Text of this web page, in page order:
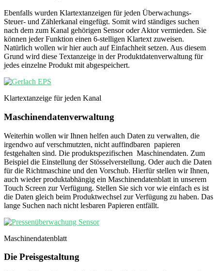
Ebenfalls wurden Klartextanzeigen für jeden Überwachungs-
Steuer- und Zählerkanal eingefügt. Somit wird ständiges suchen
nach dem zum Kanal gehörigen Sensor oder Aktor vermieden. Sie
können jeder Funktion einen 6-stelligen Klartext zuweisen.
Natürlich wollen wir hier auch auf Einfachheit setzen. Aus diesem
Grund wird diese Textanzeige in der Produktdatenverwaltung für
jedes einzelne Produkt mit abgespeichert.
Klartextanzeige für jeden Kanal
Maschinendatenverwaltung
Weiterhin wollen wir Ihnen helfen auch Daten zu verwalten, die
irgendwo auf verschmutzten, nicht auffindbaren papieren
festgehalten sind. Die produktspezifischen Maschinendaten. Zum
Beispiel die Einstellung der Stösselverstellung. Oder auch die Daten
für die Richtmaschine und den Vorschub. Hierfür stellen wir Ihnen,
auch wieder produktabhängig ein Maschinendatenblatt in unserem
Touch Screen zur Verfügung. Stellen Sie sich vor wie einfach es ist
die Daten gleich beim Produktwechsel zur Verfügung zu haben. Das
lange Suchen nach nicht lesbaren Papieren entfällt.
Maschinendatenblatt
Die Preisgestaltung